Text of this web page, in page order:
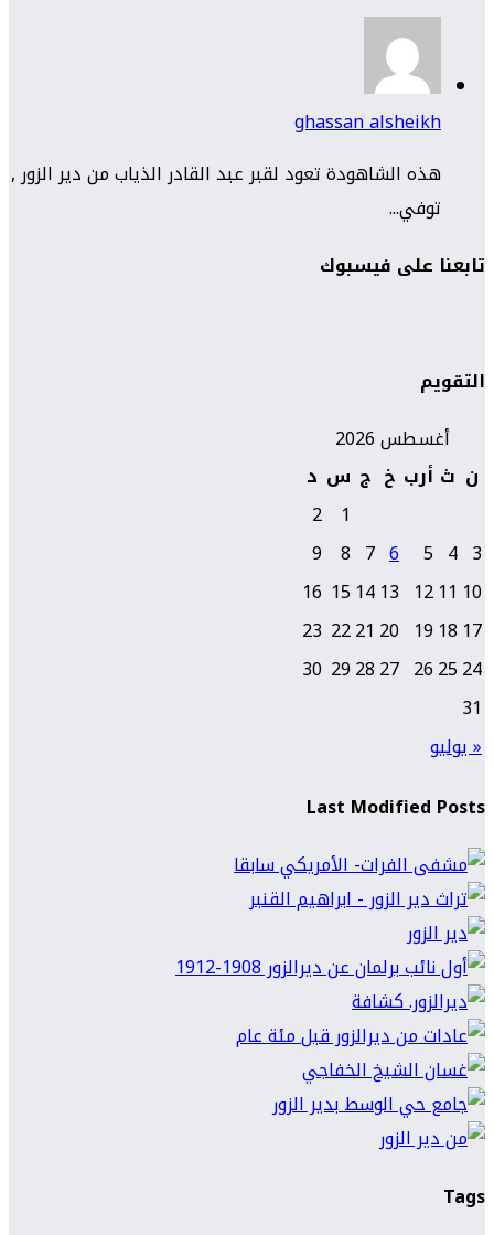
ghassan alsheikh
هذه الشاهودة تعود لقبر عبد القادر الذياب من دير الزور ,
توفي...
تابعنا على فيسبوك
التقويم
أغسطس 2026
ن ث أرب خ ج س د
« يوليو
1
2
3
4
5
6
7
8
9
10
11
12
13
14
15
16
17
18
19
20
21
22
23
24
25
26
27
28
29
30
31
Last Modified Posts
Tags